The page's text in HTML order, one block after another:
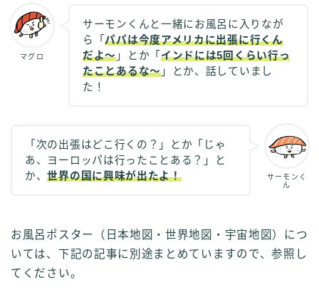
マグロ
サーモンくんと一緒にお風呂に入りなが
ら「パパは今度アメリカに出張に行くん
だよ～ 」とか「 インドには5回くらい行っ
たことあるな～」とか、話していまし
た！
サーモンく
ん
「次の出張はどこ行くの？」とか「じゃ
あ、ヨーロッパは行ったことある？」と
か、世界の国に興味が出たよ！
お風呂ポスター（日本地図・世界地図・宇宙地図）につ
いては、下記の記事に別途まとめていますので、参照し
てください。